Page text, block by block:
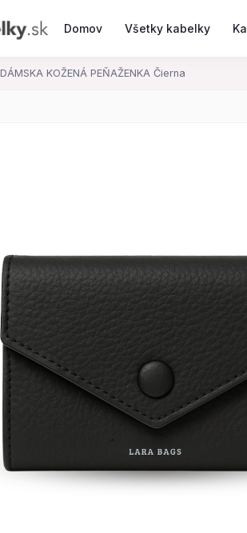
Domov Všetky kabelky
DÁMSKA KOŽENÁ PEŇAŽENKA Čierna